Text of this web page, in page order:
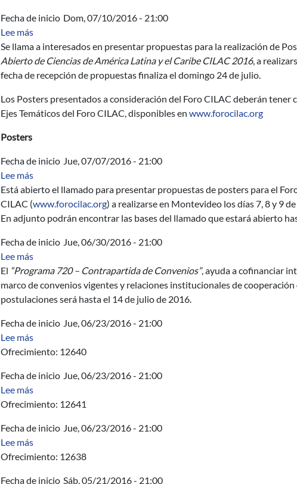
Fecha de inicio Dom, 07/10/2016 - 21:00
Lee mássobre Convocatoria: presentación de Posters para el Foro
Se llama a interesados en presentar propuestas para la realización de
Abierto de Ciencias de América Latina y el Caribe CILAC 2016, a
fecha de recepción de propuestas finaliza el domingo 24 de julio.
Los Posters presentados a consideración del Foro CILAC deberán
Ejes Temáticos del Foro CILAC, disponibles en www.forocilac.org
Posters
Fecha de inicio Jue, 07/07/2016 - 21:00
Lee mássobre Foro Abierto de Ciencias Latinoamérica y Caribe CILAC -
Está abierto el llamado para presentar propuestas de posters para el
CILAC (www.forocilac.org) a realizarse en Montevideo los días 7, 8 y 9
En adjunto podrán encontrar las bases del llamado que estará abierto
Fecha de inicio Jue, 06/30/2016 - 21:00
Lee mássobre Programa 720: Contrapartida de Convenios - segundo
El “Programa 720 – Contrapartida de Convenios”, ayuda a cofinanciar
marco de convenios vigentes y relaciones institucionales de
postulaciones será hasta el 14 de julio de 2016.
Fecha de inicio Jue, 06/23/2016 - 21:00
Lee mássobre AUCI - Curso Diseño y Planificación de Redes de Banda
Ofrecimiento: 12640
Fecha de inicio Jue, 06/23/2016 - 21:00
Lee mássobre AUCI- Curso Formulación de Proyectos en
Ofrecimiento: 12641
Fecha de inicio Jue, 06/23/2016 - 21:00
Lee mássobre AUPI - Curso Seguridad de la Información y Normas ISO
Ofrecimiento: 12638
Fecha de inicio Sáb, 05/21/2016 - 21:00